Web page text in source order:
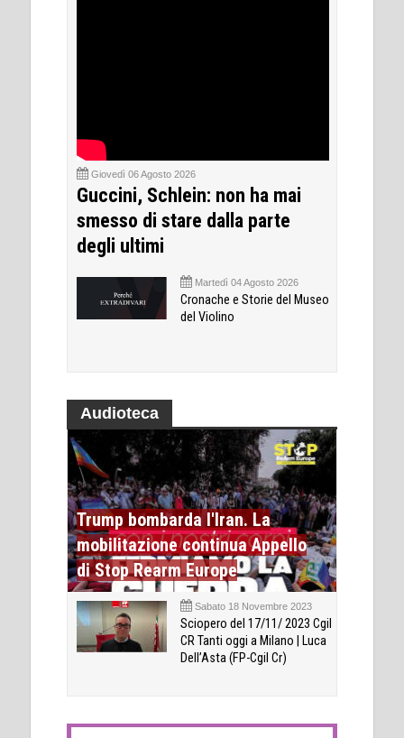
Giovedì 06 Agosto 2026
Guccini, Schlein: non ha mai
smesso di stare dalla parte
degli ultimi
Martedì 04 Agosto 2026
Cronache e Storie del Museo
del Violino
Audioteca
Trump bombarda l'Iran. La
mobilitazione continua Appello
di Stop Rearm Europe
Sabato 18 Novembre 2023
Sciopero del 17/11/ 2023 Cgil
CR Tanti oggi a Milano | Luca
Dell’Asta (FP-Cgil Cr)